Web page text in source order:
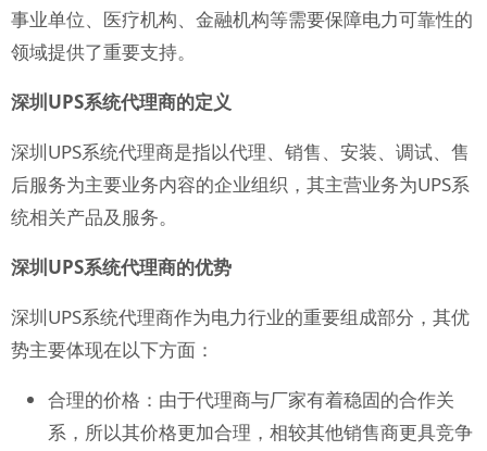
事业单位、医疗机构、金融机构等需要保障电力可靠性的
领域提供了重要支持。
深圳UPS系统代理商的定义
深圳UPS系统代理商是指以代理、销售、安装、调试、售
后服务为主要业务内容的企业组织，其主营业务为UPS系
统相关产品及服务。
深圳UPS系统代理商的优势
深圳UPS系统代理商作为电力行业的重要组成部分，其优
势主要体现在以下方面：
合理的价格：由于代理商与厂家有着稳固的合作关
系，所以其价格更加合理，相较其他销售商更具竞争